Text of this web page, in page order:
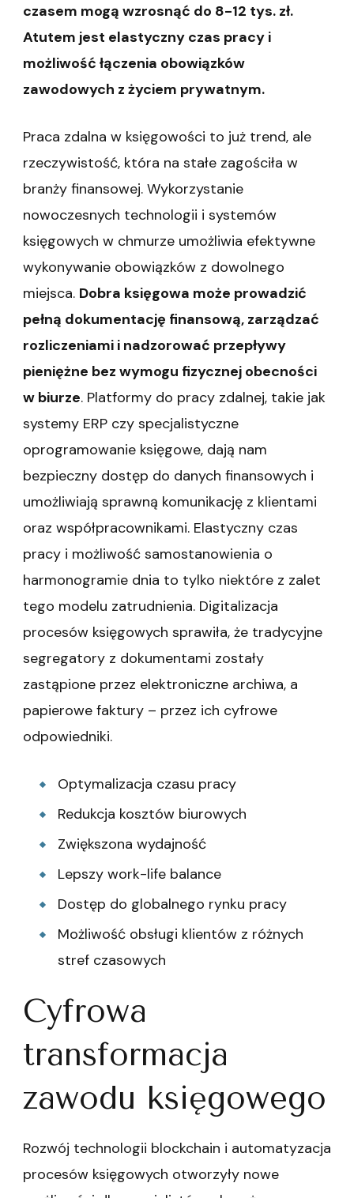
czasem mogą wzrosnąć do 8-12 tys. zł.
Atutem jest elastyczny czas pracy i
możliwość łączenia obowiązków
zawodowych z życiem prywatnym.
Praca zdalna w księgowości to już trend, ale
rzeczywistość, która na stałe zagościła w
branży finansowej. Wykorzystanie
nowoczesnych technologii i systemów
księgowych w chmurze umożliwia efektywne
wykonywanie obowiązków z dowolnego
miejsca. Dobra księgowa może prowadzić
pełną dokumentację finansową, zarządzać
rozliczeniami i nadzorować przepływy
pieniężne bez wymogu fizycznej obecności
w biurze. Platformy do pracy zdalnej, takie jak
systemy ERP czy specjalistyczne
oprogramowanie księgowe, dają nam
bezpieczny dostęp do danych finansowych i
umożliwiają sprawną komunikację z klientami
oraz współpracownikami. Elastyczny czas
pracy i możliwość samostanowienia o
harmonogramie dnia to tylko niektóre z zalet
tego modelu zatrudnienia. Digitalizacja
procesów księgowych sprawiła, że tradycyjne
segregatory z dokumentami zostały
zastąpione przez elektroniczne archiwa, a
papierowe faktury – przez ich cyfrowe
odpowiedniki.
Optymalizacja czasu pracy
Redukcja kosztów biurowych
Zwiększona wydajność
Lepszy work-life balance
Dostęp do globalnego rynku pracy
Możliwość obsługi klientów z różnych
stref czasowych
Cyfrowa
transformacja
zawodu księgowego
Rozwój technologii blockchain i automatyzacja
procesów księgowych otworzyły nowe